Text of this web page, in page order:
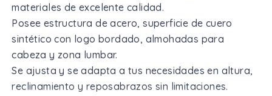
materiales de excelente calidad.
Posee estructura de acero, superficie de cuero
sintético con logo bordado, almohadas para
cabeza y zona lumbar.
Se ajusta y se adapta a tus necesidades en altura,
reclinamiento y reposabrazos sin limitaciones.